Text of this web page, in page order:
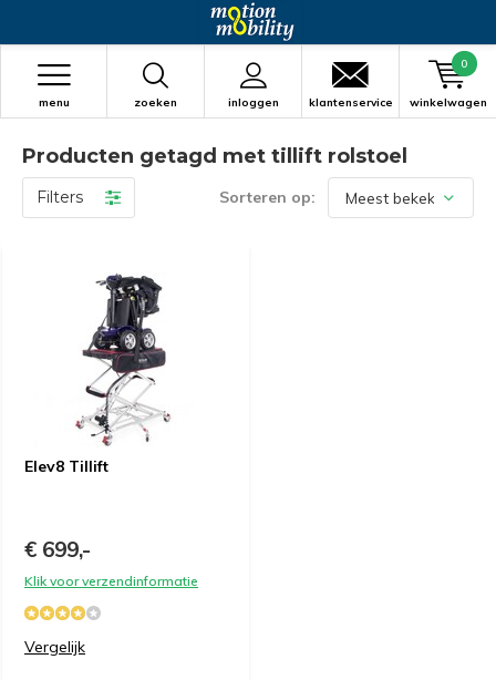
zoeken inloggen
menu klantenservice winkelwagen
0
Producten getagd met tillift rolstoel
Filters Sorteren op:
Elev8 Tillift
€ 699,-
Klik voor verzendinformatie
Vergelijk